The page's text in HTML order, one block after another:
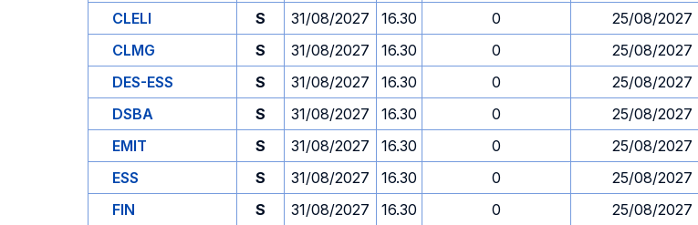
CLELI
S 31/08/2027 16.30 0
25/08/2027
CLMG
S 31/08/2027 16.30 0
25/08/2027
DES-ESS
S 31/08/2027 16.30 0
25/08/2027
DSBA
S 31/08/2027 16.30 0
25/08/2027
EMIT
S 31/08/2027 16.30 0
25/08/2027
ESS
S 31/08/2027 16.30 0
25/08/2027
FIN
S 31/08/2027 16.30 0
25/08/2027